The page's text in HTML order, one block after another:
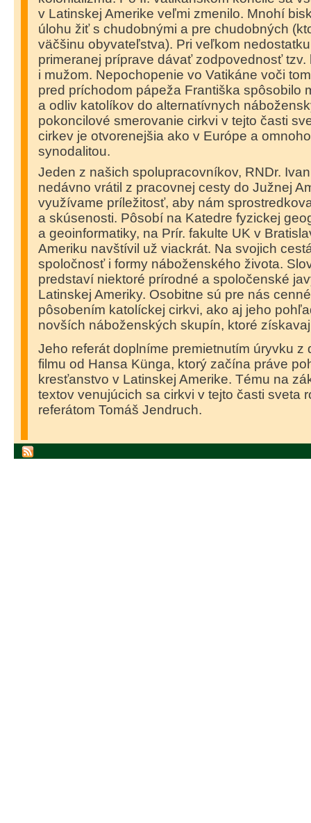
v Latinskej Amerike veľmi zmenilo. Mnohí
úlohu žiť s chudobnými a pre chudobných
väčšinu obyvateľstva). Pri veľkom
primeranej príprave dávať zodpovednosť tzv.
i mužom. Nepochopenie vo Vatikáne voči
pred príchodom pápeža Františka spôsobilo
a odliv katolíkov do alternatívnych
pokoncilové smerovanie cirkvi v tejto časti
cirkev je otvorenejšia ako v Európe a
synodalitou.
Jeden z našich spolupracovníkov, RNDr.
nedávno vrátil z pracovnej cesty do Južnej
využívame príležitosť, aby nám
a skúsenosti. Pôsobí na Katedre fyzickej
a geoinformatiky, na Prír. fakulte UK v
Ameriku navštívil už viackrát. Na svojich
spoločnosť i formy náboženského života.
predstaví niektoré prírodné a spoločenské
Latinskej Ameriky. Osobitne sú pre nás
pôsobením katolíckej cirkvi, ako aj jeho
novších náboženských skupín, ktoré
Jeho referát doplníme premietnutím úryvku z
filmu od Hansa Künga, ktorý začína práve
kresťanstvo v Latinskej Amerike. Tému na
textov venujúcich sa cirkvi v tejto časti sveta
referátom Tomáš Jendruch.